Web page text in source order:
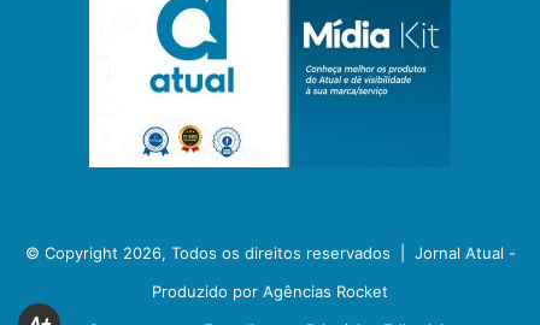
© Copyright 2026, Todos os direitos reservados | Jornal Atual -
Produzido por Agências Rocket